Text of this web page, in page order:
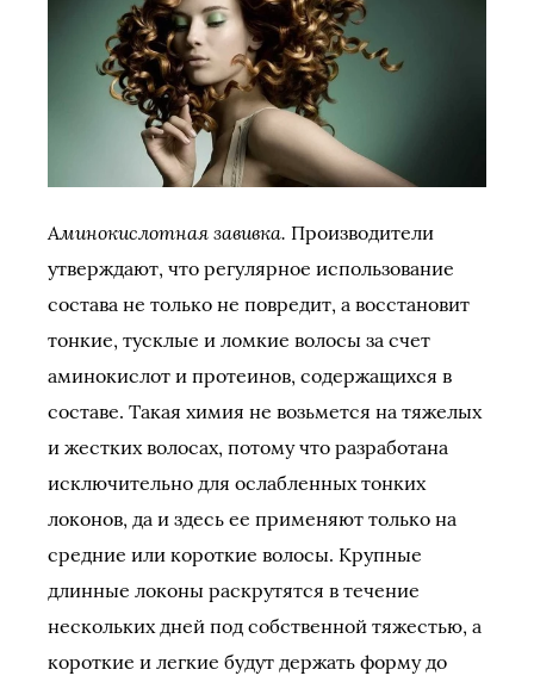
Аминокислотная завивка. Производители
утверждают, что регулярное использование
состава не только не повредит, а восстановит
тонкие, тусклые и ломкие волосы за счет
аминокислот и протеинов, содержащихся в
составе. Такая химия не возьмется на тяжелых
и жестких волосах, потому что разработана
исключительно для ослабленных тонких
локонов, да и здесь ее применяют только на
средние или короткие волосы. Крупные
длинные локоны раскрутятся в течение
нескольких дней под собственной тяжестью, а
короткие и легкие будут держать форму до